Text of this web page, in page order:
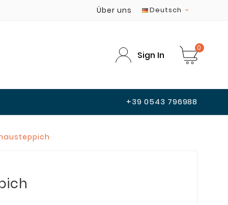
Über uns Deutsch 
Sign In
0
+39 0543 796988